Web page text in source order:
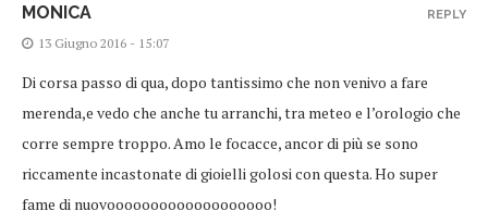
MONICA
13 Giugno 2016 - 15:07
Di corsa passo di qua, dopo tantissimo che non venivo a fare
merenda,e vedo che anche tu arranchi, tra meteo e l’orologio che
corre sempre troppo. Amo le focacce, ancor di più se sono
riccamente incastonate di gioielli golosi con questa. Ho super
fame di nuovooooooooooooooooooo!
REPLY